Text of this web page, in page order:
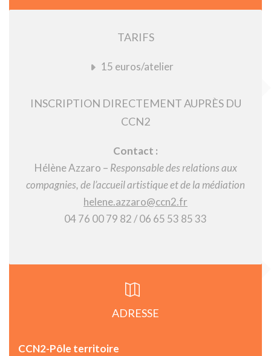
TARIFS
15 euros/atelier
INSCRIPTION DIRECTEMENT AUPRÈS DU
CCN2
Contact :
Hélène Azzaro – Responsable des relations aux
compagnies, de l’accueil artistique et de la médiation
helene.azzaro@ccn2.fr
04 76 00 79 82 / 06 65 53 85 33
ADRESSE
CCN2-Pôle territoire